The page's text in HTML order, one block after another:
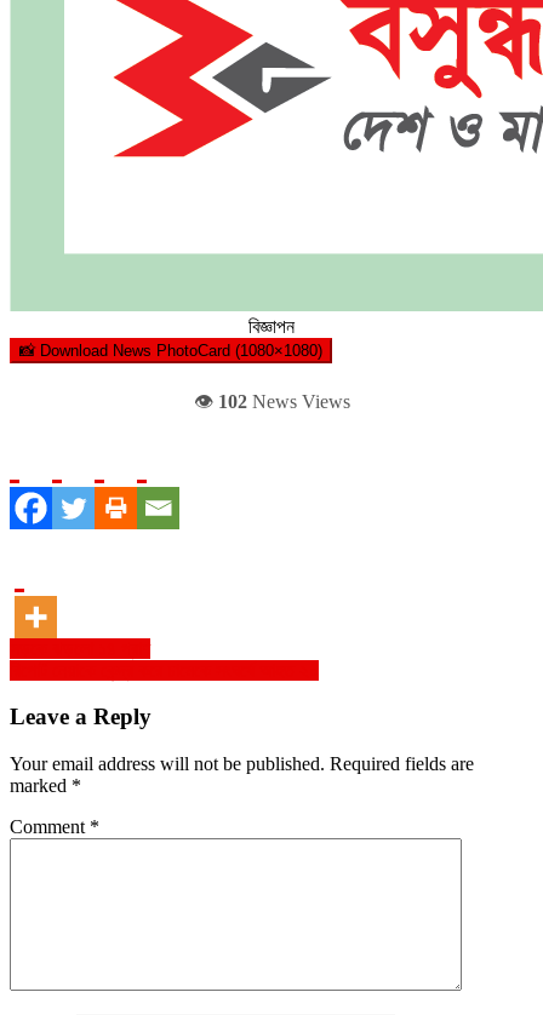
বিজ্ঞাপন
📸 Download News PhotoCard (1080×1080)
👁️ 102News Views
Post
navigation
Leave a Reply
Your email address will not be published. Required fields are
marked *
Comment *